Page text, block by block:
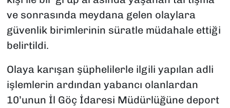
ve sonrasında meydana gelen olaylara
güvenlik birimlerinin süratle müdahale ettiği
belirtildi.
Olaya karışan şüphelilerle ilgili yapılan adli
işlemlerin ardından yabancı olanlardan
10’unun İl Göç İdaresi Müdürlüğüne deport